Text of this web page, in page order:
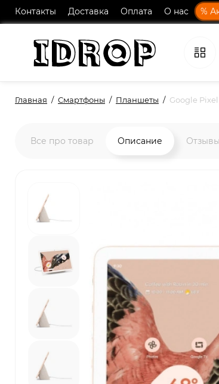
Контакты Доставка Оплата О нас %
Главная Смартфоны Планшеты Google Pixel
Все про товар Описание Отзывы